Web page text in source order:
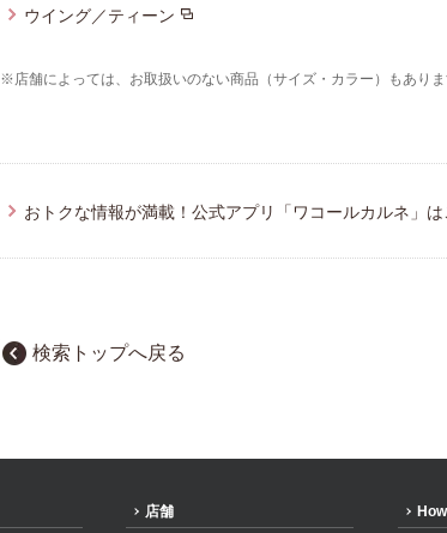
ウイング／ティーン
※店舗によっては、お取扱いのない商品（サイズ・カラー）もあり
おトクな情報が満載！公式アプリ「ワコールカルネ」は
検索トップへ戻る
店舗